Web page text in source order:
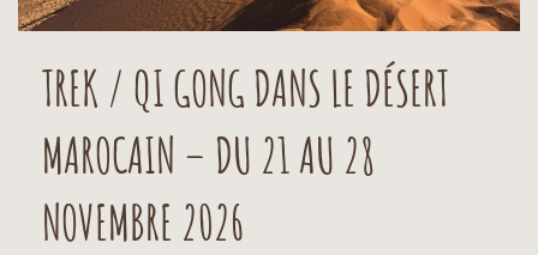
TREK / QI GONG DANS LE DÉSERT
MAROCAIN – DU 21 AU 28
NOVEMBRE 2026